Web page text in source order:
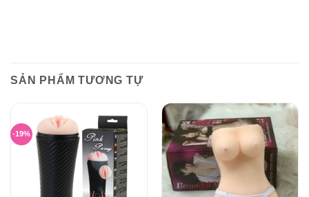
SẢN PHẨM TƯƠNG TỰ
-19%